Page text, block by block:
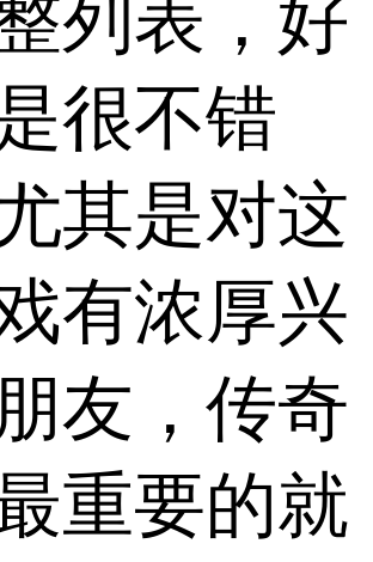
列表，好
很不错
其是对这
有浓厚兴
友，传奇
重要的就